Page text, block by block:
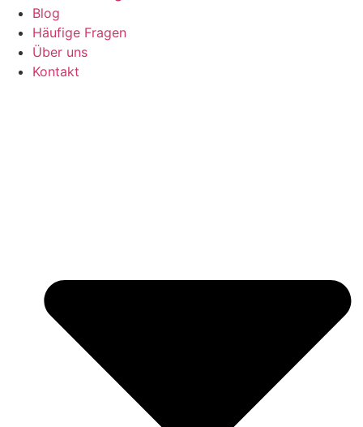
Blog
Häufige Fragen
Über uns
Kontakt